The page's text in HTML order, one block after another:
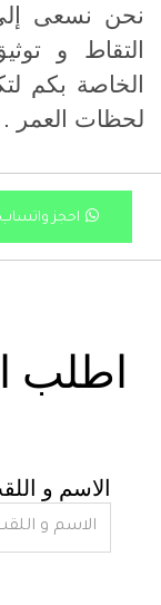
نحن نسعى
التقاط و
الخاصة بكم
لحظات العمر .
احجز واتساب
: اطلب
: الاسم و